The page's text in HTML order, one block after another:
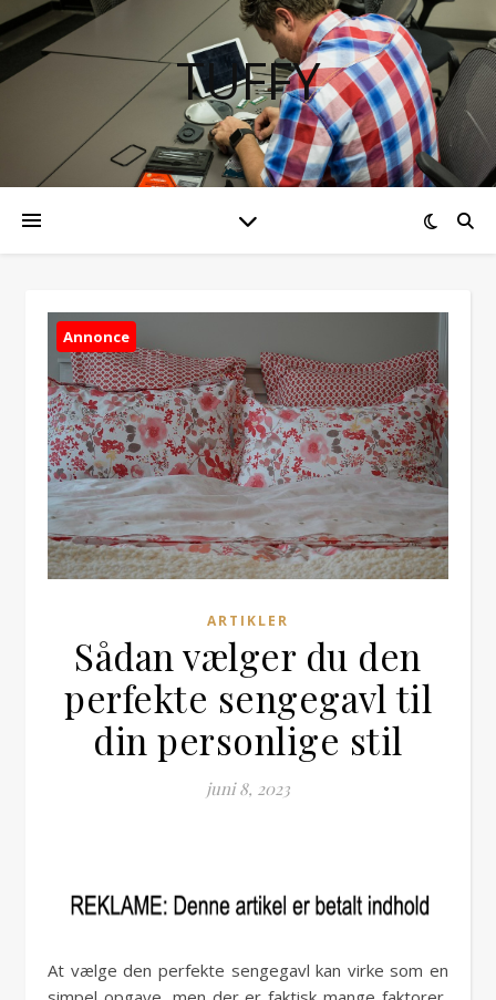
TUFFY
Annonce
ARTIKLER
Sådan vælger du den
perfekte sengegavl til
din personlige stil
juni 8, 2023
At vælge den perfekte sengegavl kan virke som en